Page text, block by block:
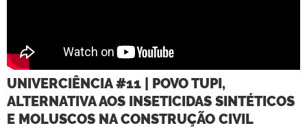
UNIVERCIÊNCIA #11 | POVO TUPI,
ALTERNATIVA AOS INSETICIDAS SINTÉTICOS
E MOLUSCOS NA CONSTRUÇÃO CIVIL